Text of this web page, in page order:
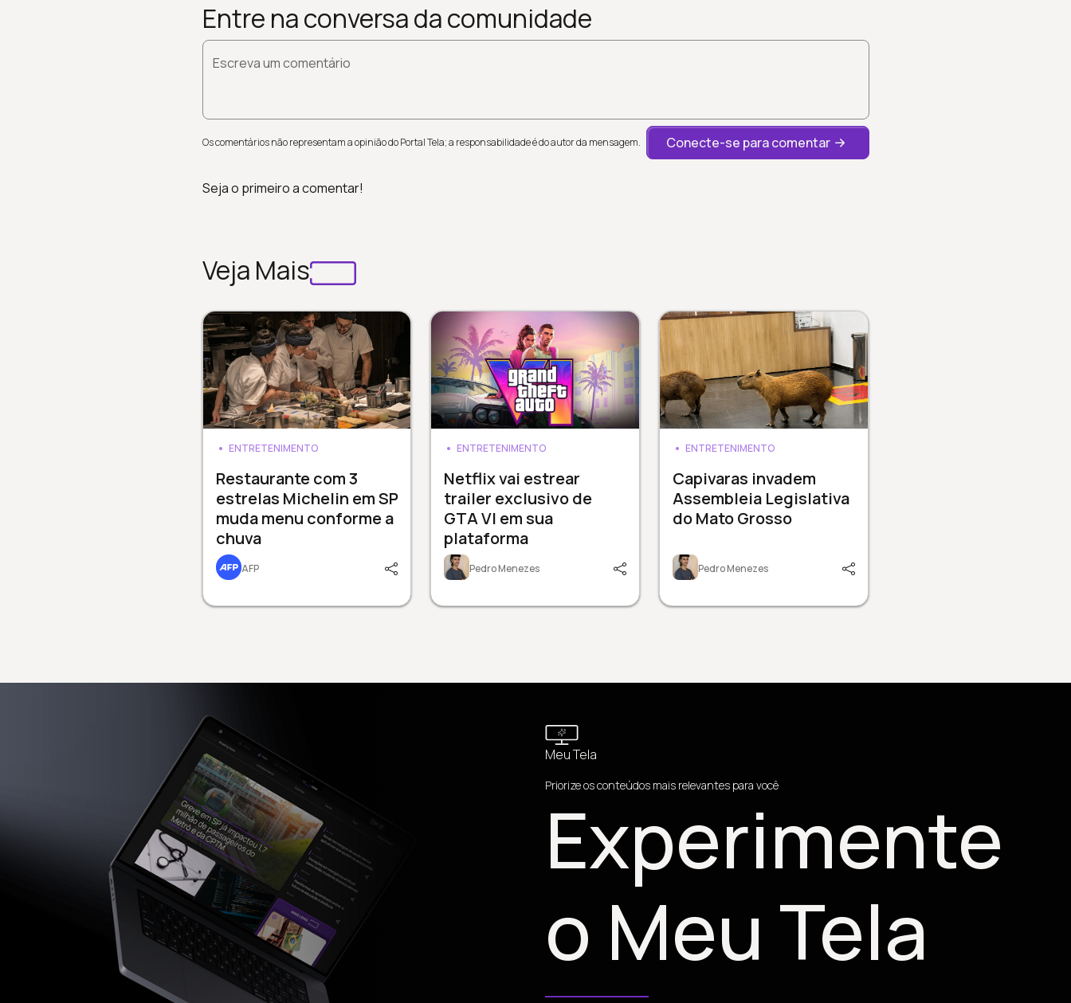
Entre na conversa da comunidade
Escreva um comentário
Os comentários não representam a opinião do Portal Tela; a responsabilidade é do autor da mensagem. Conecte-se para comentar
Seja o primeiro a comentar!
Veja Mais
ENTRETENIMENTO
Restaurante com 3
estrelas Michelin em SP
muda menu conforme a
chuva
AFP
ENTRETENIMENTO
Netflix vai estrear
trailer exclusivo de
GTA VI em sua
plataforma
Pedro Menezes
ENTRETENIMENTO
Capivaras invadem
Assembleia Legislativa
do Mato Grosso
Pedro Menezes
Meu Tela
Priorize os conteúdos mais relevantes para você
Experimente
o Meu Tela